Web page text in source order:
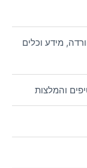
מידע וכלים
והמלצות